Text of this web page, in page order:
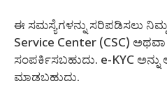
ಈ ಸಮಸ್ಯೆಗಳನ್ನು ಸರಿಪಡಿಸಲು
Service Center (CSC)
ಸಂಪರ್ಕಿಸಬಹುದು. e-KYC
ಮಾಡಬಹುದು.